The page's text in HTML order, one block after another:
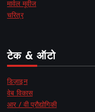
मार्वल मूवीज
चरित्र
टेक & ऑटो
डिज़ाइन
वेब विकास
आर / वी प्रौद्योगिकी